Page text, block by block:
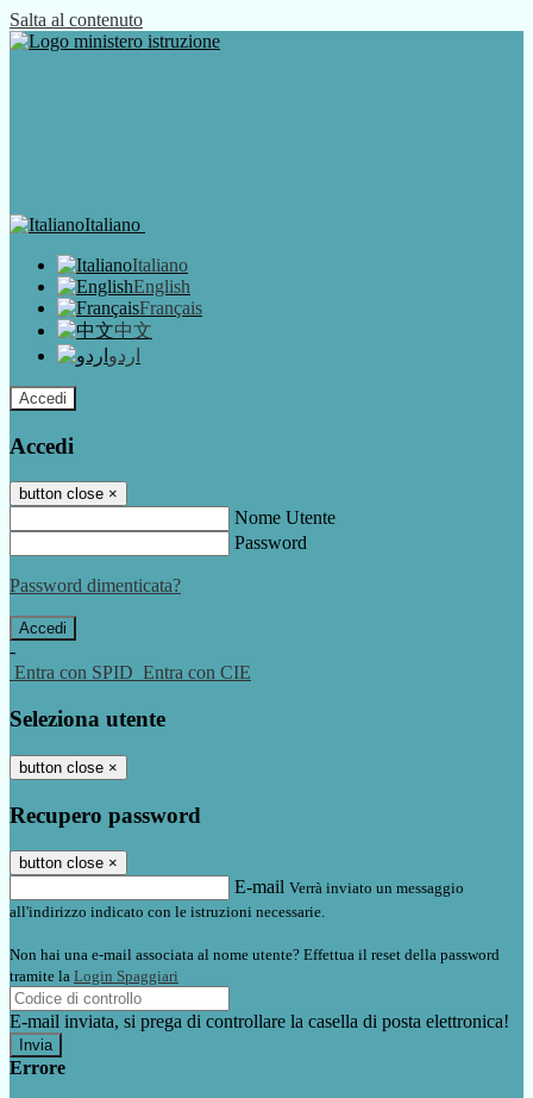
Salta al contenuto
Italiano
Italiano
English
Français
中文
اردو
Accedi
Accedi
button close ×
Nome Utente
Password
Password dimenticata?
-
Entra con SPID Entra con CIE
Seleziona utente
button close ×
Recupero password
button close ×
E-mail Verrà inviato un messaggio
all'indirizzo indicato con le istruzioni necessarie.
Non hai una e-mail associata al nome utente? Effettua il reset della password
tramite la Login Spaggiari
E-mail inviata, si prega di controllare la casella di posta elettronica!
Errore